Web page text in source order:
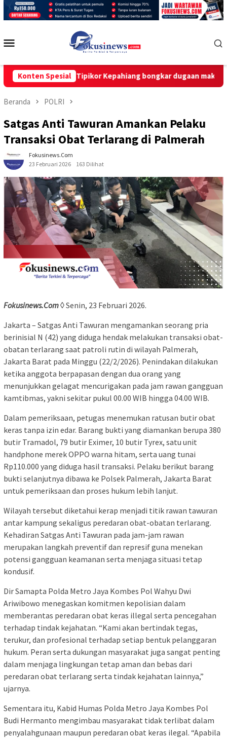
Loncat
Konten Spesial
desak Tipikor Kepahiang bongkar dugaan make-
Beranda POLRI
Satgas Anti Tawuran Amankan Pelaku
Transaksi Obat Terlarang di Palmerah
Fokusinews.com
23 Februari 2026
163 Dilihat
Fokusinews.Com◊ Senin, 23 Februari 2026.
Jakarta – Satgas Anti Tawuran mengamankan seorang pria
berinisial N (42) yang diduga hendak melakukan transaksi obat-
obatan terlarang saat patroli rutin di wilayah Palmerah,
Jakarta Barat pada Minggu (22/2/2026). Penindakan dilakukan
ketika anggota berpapasan dengan dua orang yang
menunjukkan gelagat mencurigakan pada jam rawan gangguan
kamtibmas, yakni sekitar pukul 00.00 WIB hingga 04.00 WIB.
Dalam pemeriksaan, petugas menemukan ratusan butir obat
keras tanpa izin edar. Barang bukti yang diamankan berupa 380
butir Tramadol, 79 butir Eximer, 10 butir Tyrex, satu unit
handphone merek OPPO warna hitam, serta uang tunai
Rp110.000 yang diduga hasil transaksi. Pelaku berikut barang
bukti selanjutnya dibawa ke Polsek Palmerah, Jakarta Barat
untuk pemeriksaan dan proses hukum lebih lanjut.
Wilayah tersebut diketahui kerap menjadi titik rawan tawuran
antar kampung sekaligus peredaran obat-obatan terlarang.
Kehadiran Satgas Anti Tawuran pada jam-jam rawan
merupakan langkah preventif dan represif guna menekan
potensi gangguan keamanan serta menjaga situasi tetap
kondusif.
Dir Samapta Polda Metro Jaya Kombes Pol Wahyu Dwi
Ariwibowo menegaskan komitmen kepolisian dalam
memberantas peredaran obat keras illegal serta pencegahan
terhadap tindak kejahatan. “Kami akan bertindak tegas,
terukur, dan profesional terhadap setiap bentuk pelanggaran
hukum. Peran serta dukungan masyarakat juga sangat penting
dalam menjaga lingkungan tetap aman dan bebas dari
peredaran obat terlarang serta tindak kejahatan lainnya,”
ujarnya.
Sementara itu, Kabid Humas Polda Metro Jaya Kombes Pol
Budi Hermanto mengimbau masyarakat tidak terlibat dalam
penyalahgunaan maupun peredaran obat keras ilegal. “Apabila